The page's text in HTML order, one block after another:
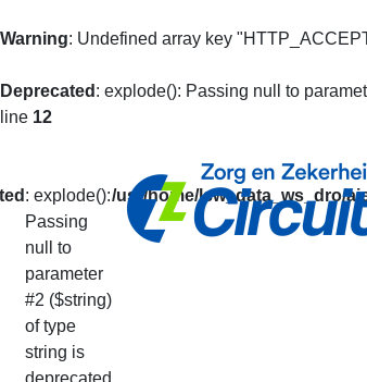
Warning: Undefined array key
Deprecated : explode(): Passing null to
line 12
: explode():
Passing
null to
parameter
#2 ($string)
of type
string is
deprecated
/usr/home/lsw_data_ws_dro/